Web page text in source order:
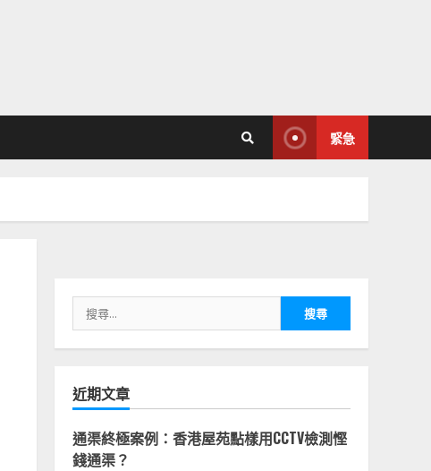
緊急
尋
關
字:
近期文章
通渠終極案例：香港屋苑點樣用CCTV檢測慳
錢通渠？